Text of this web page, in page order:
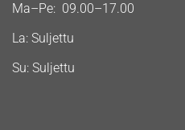
Ma–Pe: 09.00–17.00
La: Suljettu
Su: Suljettu